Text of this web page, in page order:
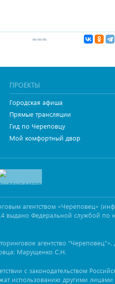
ПРОЕКТЫ
Городская афиша
Прямые трансляции
Гид по Череповцу
Мой комфортный двор
агентством «Череповец»
выдано Федеральной службой по
агентство
Марущенко С.Н.
с законодательством
использованию другими